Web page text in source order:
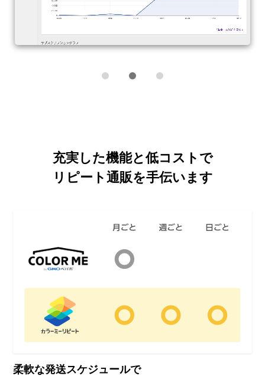
充実した機能と低コストで
リピート通販を手伝います
柔軟な発送スケジュールで